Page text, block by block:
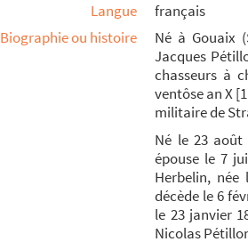
Langue
français
Biographie ou histoire
Né à Gouaix
Jacques
chasseurs à
ventôse an X
militaire de
Né le 23 août
épouse le 7
Herbelin, née
décède le 6
le 23 janvier
Nicolas